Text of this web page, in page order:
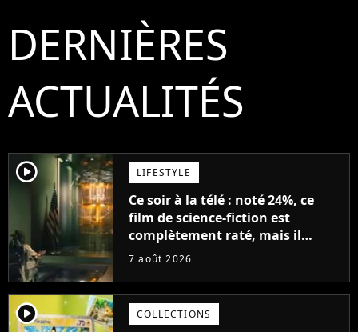
DERNIÈRES
ACTUALITÉS
player2 LIFESTYLE
Ce soir à la télé : noté 24%, ce
film de science-fiction est
complètement raté, mais il
aurait pu être encore pire à
7 août 2026
player2 COLLECTIONS